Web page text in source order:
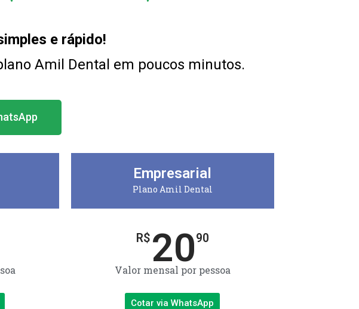
e rápido!
Amil Dental em poucos minutos.
Empresarial
Plano Amil Dental
R$ 2090
Valor mensal por pessoa
Cotar via WhatsApp